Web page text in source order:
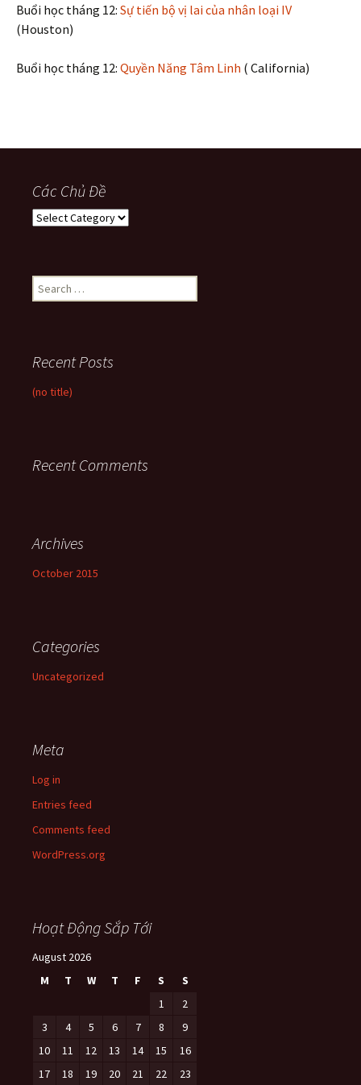
Buổi học tháng 12: Sự tiến bộ vị lai của nhân loại IV
(Houston)
Buổi học tháng 12: Quyền Năng Tâm Linh ( California)
Các Chủ Đề
Các
Search
for:
Recent Posts
(no title)
Recent Comments
Archives
October 2015
Categories
Uncategorized
Meta
Log in
Entries feed
Comments feed
WordPress.org
Hoạt Động Sắp Tới
August 2026
M
T W T F S
S
1
2
3
4 5 6 7 8
9
10
11 12 13 14 15
16
17
18 19 20 21 22 23